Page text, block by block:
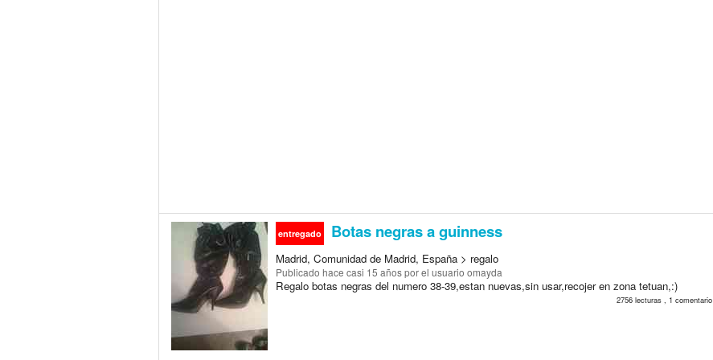
entregado Botas negras a guinness
Madrid, Comunidad de Madrid, España > regalo
Publicado hace casi 15 añospor el usuario omayda
Regalo botas negras del numero 38-39,estan nuevas,sin usar,recojer en zona tetuan,:)
2756 lecturas , 1 comentario